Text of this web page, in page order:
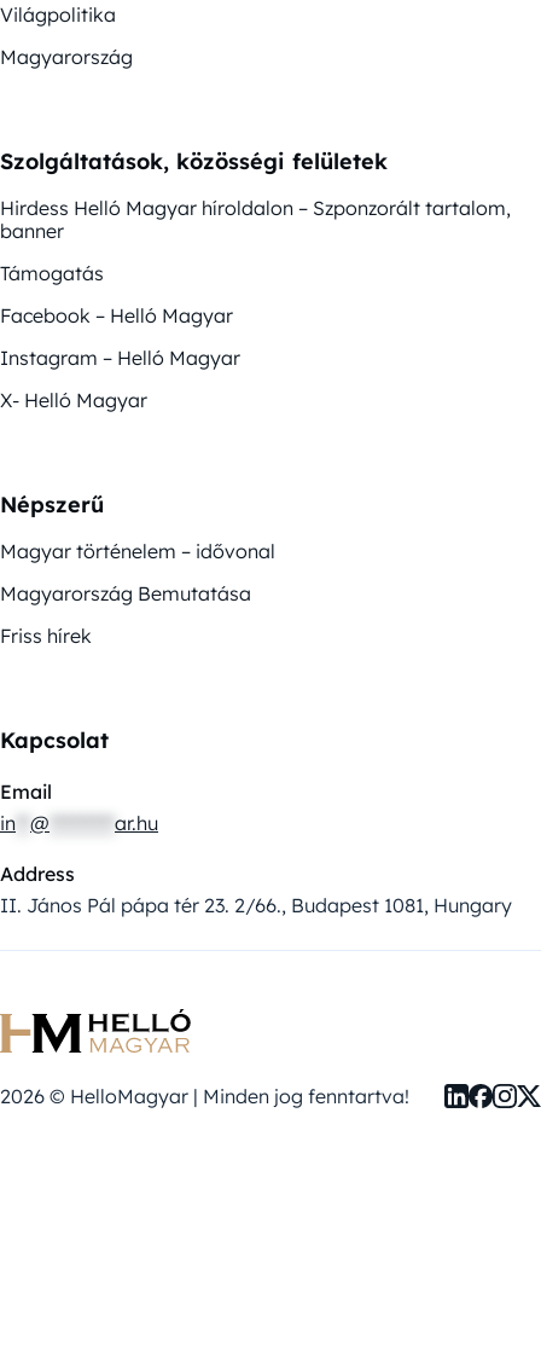
Világpolitika
Magyarország
Szolgáltatások, közösségi felületek
Hirdess Helló Magyar híroldalon – Szponzorált tartalom,
banner
Támogatás
Facebook – Helló Magyar
Instagram – Helló Magyar
X- Helló Magyar
Népszerű
Magyar történelem – idővonal
Magyarország Bemutatása
Friss hírek
Kapcsolat
Email
in @ ar.hu
Address
II. János Pál pápa tér 23. 2/66., Budapest 1081, Hungary
2026 © HelloMagyar | Minden jog fenntartva!